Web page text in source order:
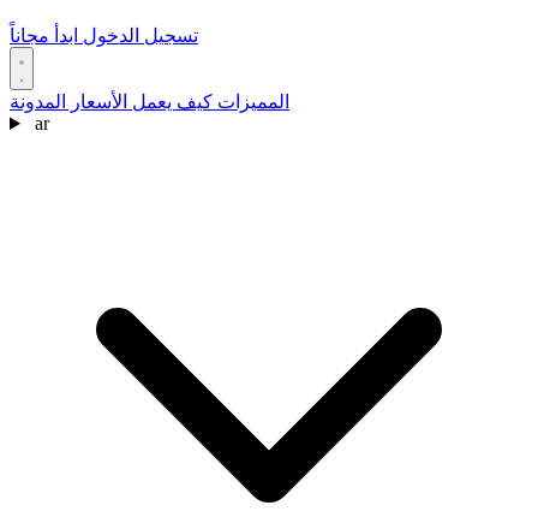
تسجيل الدخول ابدأ مجاناً
المميزات كيف يعمل الأسعار
المدونة
ar